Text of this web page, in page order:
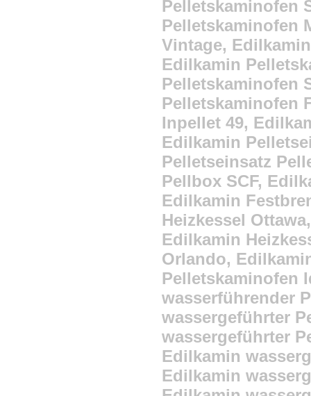
Pelletskaminofen
Pelletskaminofen
Vintage,
Edilkamin
Pelletskaminofen
Pelletskaminofen
Inpellet 49,
Edilkamin
Pelletseinsatz
Pellbox SCF,
Edilkamin
Heizkessel
Edilkamin
Orlando,
Pelletskaminofen
wasserführender
wassergeführter
wassergeführter
Edilkamin
Edilkamin